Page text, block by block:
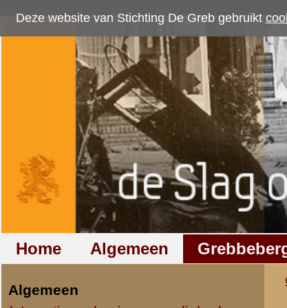
Deze website van Stichting De Greb gebruikt cookies om
Home Algemeen Grebbeberg
Algemeen
Locatie en bezienswaardigheden
Rondwandeling op de Greb
Op de Grebbeberg (MP3)
Jacques van Tol / Willy Derby (1940)
Bewerking door Herman Groenestein
Het Grebbelied (MP3)
Grebbeberg Liederen
Grebbe 1943